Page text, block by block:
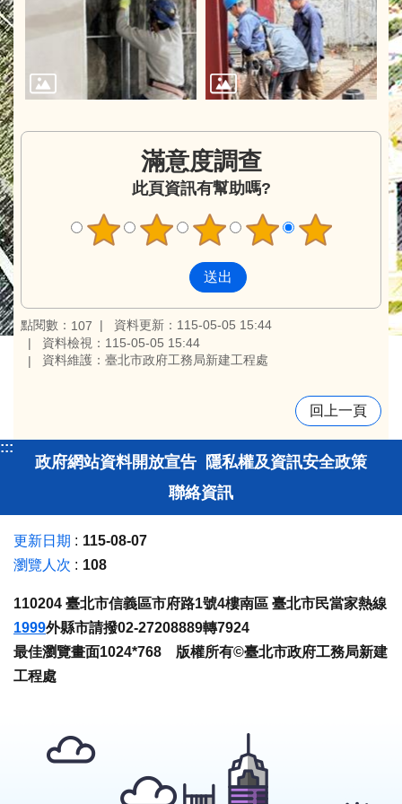
滿意度調查
此頁資訊有幫助嗎?
點閱數： 107
資料更新：115-05-05 15:44
資料檢視：115-05-05 15:44
資料維護：臺北市政府工務局新建工程處
回上一頁
:::
政府網站資料開放宣告 隱私權及資訊安全政策
聯絡資訊
更新日期
115-08-07
瀏覽人次
108
110204 臺北市信義區市府路1號4樓南區 臺北市民當家熱線
1999外縣市請撥02-27208889轉7924
最佳瀏覽畫面1024*768 版權所有©臺北市政府工務局新建
工程處